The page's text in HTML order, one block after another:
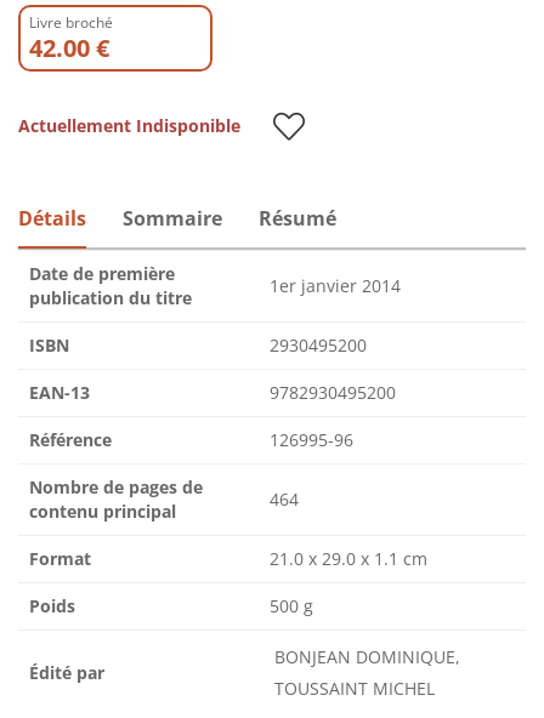
Livre broché
42.00 €
Actuellement Indisponible
Détails Sommaire Résumé
Date de première
publication du titre
1er janvier 2014
ISBN 2930495200
EAN-13 9782930495200
Référence 126995-96
Nombre de pages de
contenu principal
464
Format 21.0 x 29.0 x 1.1 cm
Poids 500 g
Édité par
BONJEAN DOMINIQUE,
TOUSSAINT MICHEL